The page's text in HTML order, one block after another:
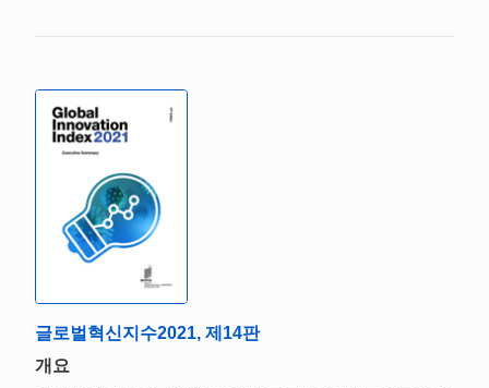
글로벌혁신지수2021, 제14판
개요